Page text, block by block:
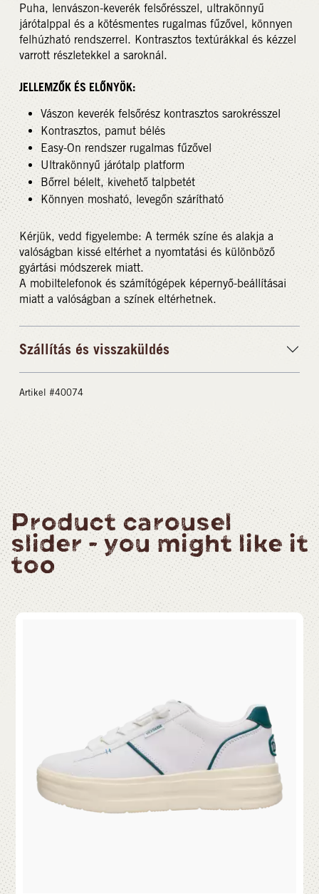
Puha, lenvászon-keverék felsőrésszel, ultrakönnyű
járótalppal és a kötésmentes rugalmas fűzővel, könnyen
felhúzható rendszerrel. Kontrasztos textúrákkal és kézzel
varrott részletekkel a saroknál.
JELLEMZŐK ÉS ELŐNYÖK:
Vászon keverék felsőrész kontrasztos sarokrésszel
Kontrasztos, pamut bélés
Easy-On rendszer rugalmas fűzővel
Ultrakönnyű járótalp platform
Bőrrel bélelt, kivehető talpbetét
Könnyen mosható, levegőn szárítható
Kérjük, vedd figyelembe: A termék színe és alakja a
valóságban kissé eltérhet a nyomtatási és különböző
gyártási módszerek miatt.
A mobiltelefonok és számítógépek képernyő-beállításai
miatt a valóságban a színek eltérhetnek.
Szállítás és visszaküldés
Artikel #40074
Product carousel
slider - you might like it
too